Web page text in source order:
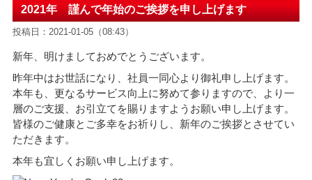
2021年 謹んで年始のご挨拶を申し上げます
投稿日：2021-01-05（08:43）
新年、明けましておめでとうございます。
昨年中はお世話になり、社員一同心より御礼申し上げます。
本年も、更なるサービス向上に努めて参りますので、より一
層のご支援、お引立てを賜りますようお願い申し上げます。
皆様のご健康とご多幸をお祈りし、新年のご挨拶とさせてい
ただきます。
本年も宜しくお願い申し上げます。